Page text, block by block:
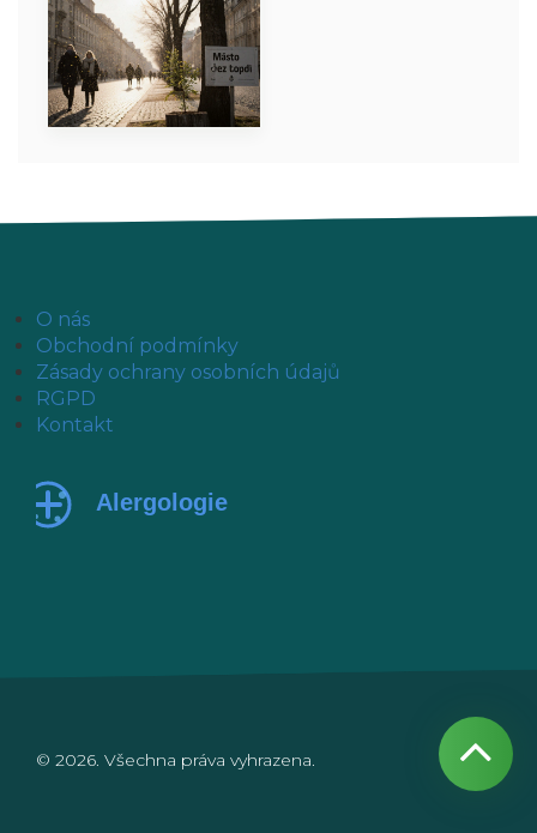
O nás
Obchodní podmínky
Zásady ochrany osobních údajů
RGPD
Kontakt
© 2026. Všechna práva vyhrazena.